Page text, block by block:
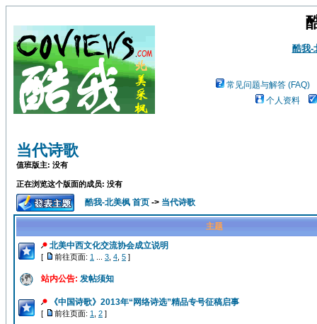
酷我-
常见问题与解答 (FAQ)
个人资料
当代诗歌
值班版主: 没有
正在浏览这个版面的成员: 没有
酷我-北美枫 首页 -> 当代诗歌
主题
北美中西文化交流协会成立说明
[ 前往页面: 1 3 4 5 ]
站内公告: 发帖须知
《中国诗歌》2013年“网络诗选”精品专号征稿启事
[ 前往页面: 1 2 ]